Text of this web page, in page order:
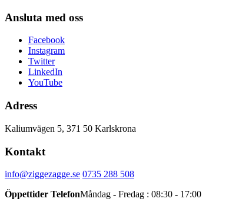
Ansluta med oss
Facebook
Instagram
Twitter
LinkedIn
YouTube
Adress
Kaliumvägen 5, 371 50 Karlskrona
Kontakt
info@ziggezagge.se 0735 288 508
Öppettider TelefonMåndag - Fredag : 08:30 - 17:00